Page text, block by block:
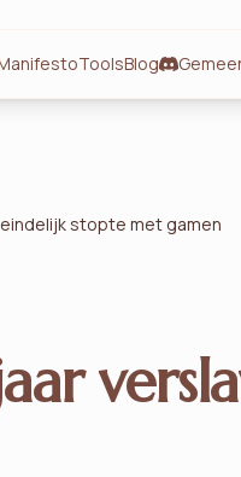
ToolsBlog
eindelijk stopte met gamen